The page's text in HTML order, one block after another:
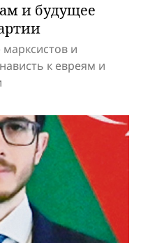
и будущее
и
к евреям и